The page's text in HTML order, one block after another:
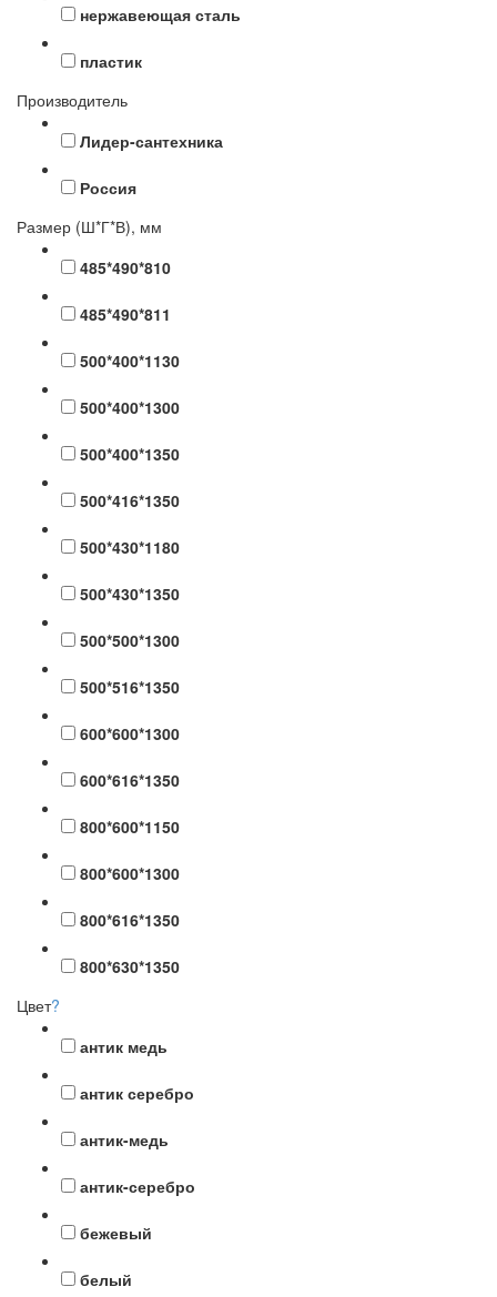
нержавеющая сталь
пластик
Производитель
Лидер-сантехника
Россия
Размер (Ш*Г*В), мм
485*490*810
485*490*811
500*400*1130
500*400*1300
500*400*1350
500*416*1350
500*430*1180
500*430*1350
500*500*1300
500*516*1350
600*600*1300
600*616*1350
800*600*1150
800*600*1300
800*616*1350
800*630*1350
Цвет?
антик медь
антик серебро
антик-медь
антик-серебро
бежевый
белый